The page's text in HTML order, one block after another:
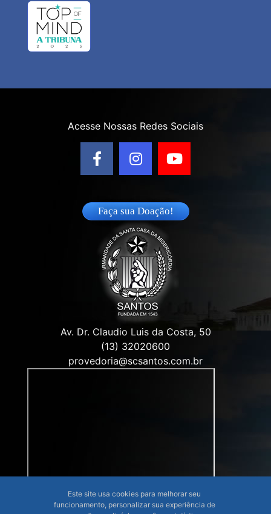
Acesse Nossas Redes Sociais
Faça sua Doação!
Av. Dr. Claudio Luis da Costa, 50
(13) 32020600
provedoria@scsantos.com.br
Este site usa cookies para melhorar seu
funcionamento, personalizar sua experiência de